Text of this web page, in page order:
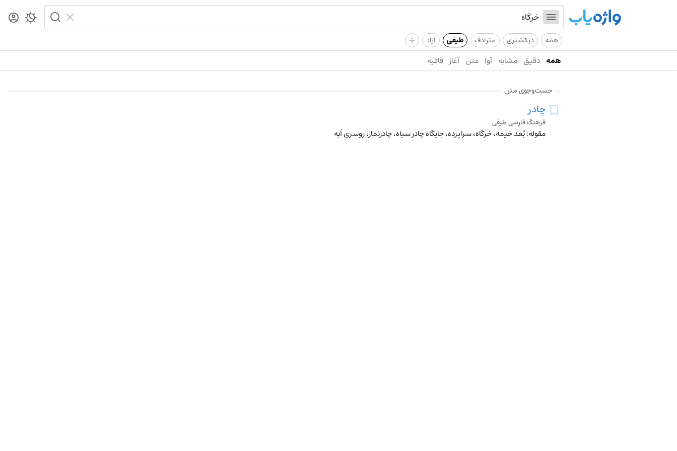
همه دیکشنری مترادف طیفی آزاد +
همه دقیق مشابه آوا متن آغاز قافیه
جست‌وجوی متن
چادر
فرهنگ فارسی طیفی
مقوله: بُعد خیمه، خرگاه، سراپرده، جایگاه چادر سیاه، چادرنماز، روسری اُبه